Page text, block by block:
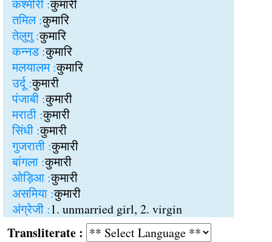
कश्मीरी :कुमारी
तमिल :कुमारि
तेलुगु :कुमारि
कन्नड :कुमारि
मलयालम :कुमारि
उर्दू :कुमारी
पंजाबी :कुमारी
मराठी :कुमारी
सिंधी :कुमारी
गुजराती :कुमारी
बांगला :कुमारी
ओड़िआ :कुमारी
असमिया :कुमारी
अंग्रेजी :1. unmarried girl, 2. virgin
: